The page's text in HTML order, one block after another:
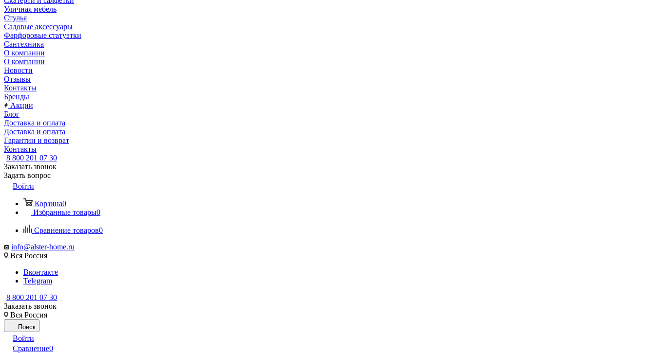
Уличная мебель
Стулья
Садовые аксессуары
Фарфоровые статуэтки
Сантехника
О компании
О компании
Новости
Отзывы
Контакты
Бренды
Акции
Блог
Доставка и оплата
Доставка и оплата
Гарантии и возврат
Контакты
8 800 201 07 30
Заказать звонок
Задать вопрос
Войти
Корзина0
Избранные товары0
Сравнение товаров0
info@alster-home.ru
Вся Россия
Вконтакте
Telegram
8 800 201 07 30
Заказать звонок
Вся Россия
Поиск
Войти
Сравнение0